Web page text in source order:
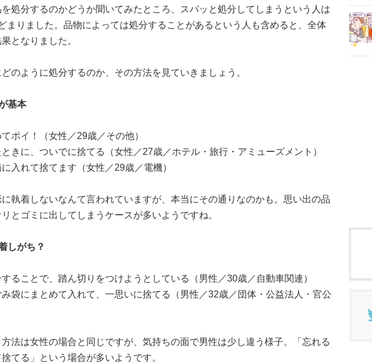
処分するのかどうか聞いてみたところ、スパッと処分してしまうという人は
まりました。品物によっては処分することがあるという人も含めると、全体
となりました。
のように処分するのか、その方法を見ていきましょう。
基本
ポイ！（女性／29歳／その他）
ときに、ついでに捨てる（女性／27歳／ホテル・旅行・アミューズメント）
入れて捨てます（女性／29歳／電機）
執着しないなんて言われていますが、本当にその通りなのかも。思い出の品
とゴミに出してしまうケースが多いようですね。
しがち？
することで、踏ん切りをつけようとしている（男性／30歳／自動車関連）
み袋にまとめて入れて、一思いに捨てる（男性／32歳／団体・公益法人・官公
法は女性の場合と同じですが、気持ちの面で男性は少し違う様子。「忘れる
てる」という場合が多いようです。